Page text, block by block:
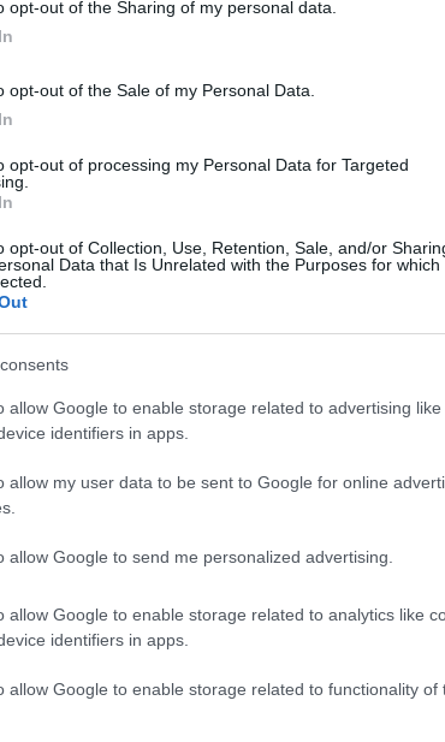
opt-out of the Sharing of my personal data.
opt-out of the Sale of my Personal Data.
opt-out of processing my Personal Data for Targeted
opt-out of Collection, Use, Retention, Sale, and/or
Data that Is Unrelated with the Purposes for which
allow Google to enable storage related to advertising
identifiers in apps.
allow my user data to be sent to Google for online
allow Google to send me personalized advertising.
allow Google to enable storage related to analytics like
identifiers in apps.
allow Google to enable storage related to functionality of
az
új motorral
Nagydíjra az
FORMA-1
elmaradtak a győzelmek
teljesítményben. Az első hat
a realitással. A többiek gyorsan
vagyunk mindkét bajnokságért,
állni.”
témát sem. „Eddig a
autóval sok pontot veszítettünk.
az ellenfelek élni fognak a